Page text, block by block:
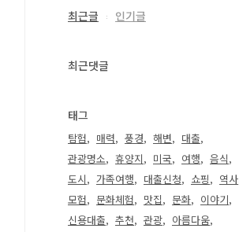
최근글 인기글
최근댓글
태그
탐험 매력 풍경 해변
대출
관광명소
휴양지 미국 여행
음식
도시
가족여행 대출신청 쇼핑
역사
모험
문화체험 맛집 문화
이야기
신용대출
추천 관광
아름다움